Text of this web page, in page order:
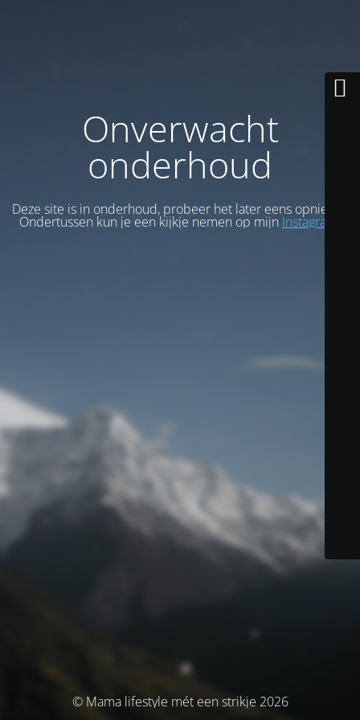
Onverwacht
onderhoud
Deze site is in onderhoud, probeer het later eens opnieuw.
Ondertussen kun je een kijkje nemen op mijn Instagram
© Mama lifestyle mét een strikje 2026